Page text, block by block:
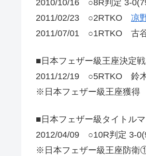
2010/10/16 ○8R判定 3-
2011/02/23 ○2RTKO 凉
2011/07/01 ○1RTKO 古
■日本フェザー級王座決定戦
2011/12/19 ○5RTKO 鈴
※日本フェザー級王座獲得
■日本フェザー級タイトル
2012/04/09 ○10R判定 3-
※日本フェザー級王座防衛